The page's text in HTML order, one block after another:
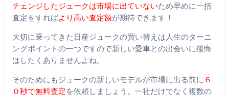
チェンジしたジュークは市場に出ていないため早めに一括
査定をすればより高い査定額が期待できます！
大切に乗ってきた日産ジュークの買い替えは人生のターニ
ングポイントの一つですので新しい愛車との出会いに後悔
はしたくありませんよね。
そのためにもジュークの新しいモデルが市場に出る前に ６
０秒で無料査定を依頼しましょう。一社だけでなく複数の